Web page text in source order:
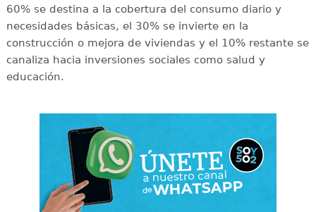
60% se destina a la cobertura del consumo diario y
necesidades básicas, el 30% se invierte en la
construcción o mejora de viviendas y el 10% restante se
canaliza hacia inversiones sociales como salud y
educación.